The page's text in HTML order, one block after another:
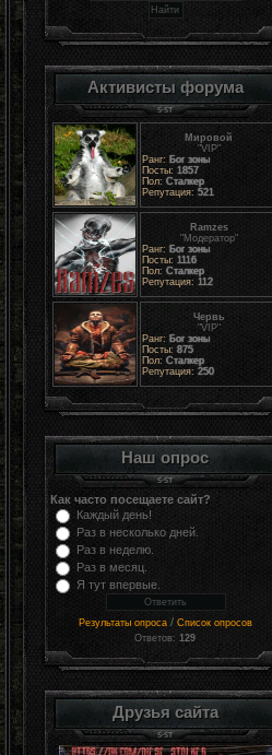
Активисты форума
Мировой
"VIP"
Ранг: Бог зоны
Посты: 1857
Пол: Сталкер
Репутация: 521
Ramzes
"Модератор"
Ранг: Бог зоны
Посты: 1116
Пол: Сталкер
Репутация: 112
Червь
"VIP"
Ранг: Бог зоны
Посты: 875
Пол: Сталкер
Репутация: 250
Наш опрос
Как часто посещаете сайт?
Каждый день!
Раз в несколько дней.
Раз в неделю.
Раз в месяц.
Я тут впервые.
Результаты опроса / Список опросов
Ответов:129
Друзья сайта